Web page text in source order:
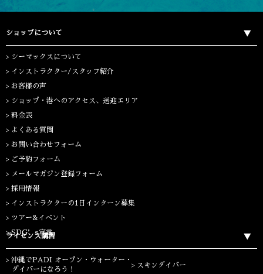
ショップについて
シーマックスについて
インストラクター/スタッフ紹介
お客様の声
ショップ・港へのアクセス、送迎エリア
料金表
よくある質問
お問い合わせフォーム
ご予約フォーム
メールマガジン登録フォーム
採用情報
インストラクターの1日インターン募集
ツアー&イベント
SDG’s宣言
ライセンス講習
沖縄でPADI オープン・ウォーター・
ダイバーになろう！
スキンダイバー